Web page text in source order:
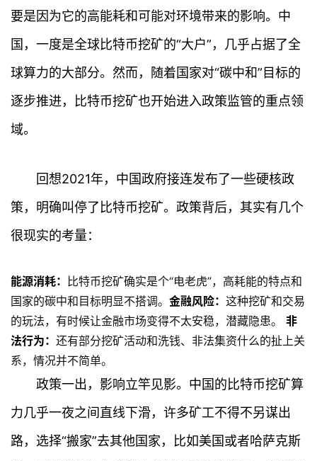
要是因为它的高能耗和可能对环境带来的影响。中
国，一度是全球比特币挖矿的“大户”，几乎占据了全
球算力的大部分。然而，随着国家对“碳中和”目标的
逐步推进，比特币挖矿也开始进入政策监管的重点领
域。
回想2021年，中国政府接连发布了一些硬核政
策，明确叫停了比特币挖矿。政策背后，其实有几个
很现实的考量：
能源消耗：
比特币挖矿确实是个“电老虎”，高耗能的特点和
国家的碳中和目标明显不搭调。 金融风险： 这种挖矿和交易
的玩法，有时候让金融市场变得不太安稳，潜藏隐患。 非
法行为： 还有部分挖矿活动和洗钱、非法集资什么的扯上关
系，情况并不简单。
政策一出，影响立竿见影。中国的比特币挖矿算
力几乎一夜之间直线下滑，许多矿工不得不另谋出
路，选择“搬家”去其他国家，比如美国或者哈萨克斯